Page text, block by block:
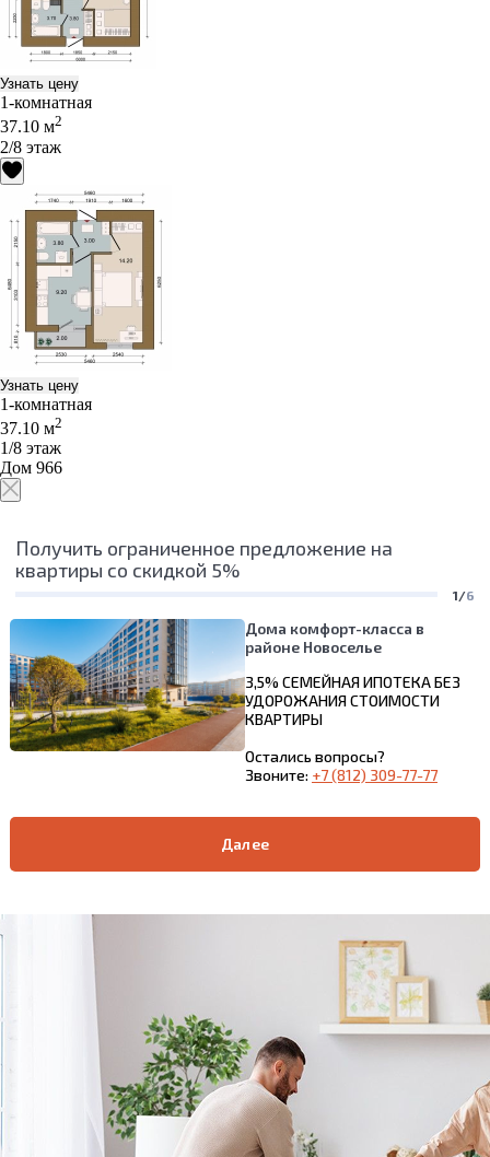
Узнать цену
1-комнатная
37.10 м2
2/8 этаж
Узнать цену
1-комнатная
37.10 м2
1/8 этаж
Дом 966
Получить ограниченное предложение на
квартиры со скидкой 5%
1/6
Дома комфорт-класса в
районе Новоселье
3,5% СЕМЕЙНАЯ ИПОТЕКА БЕЗ
УДОРОЖАНИЯ СТОИМОСТИ
КВАРТИРЫ
Остались вопросы?
Звоните: +7 (812) 309-77-77